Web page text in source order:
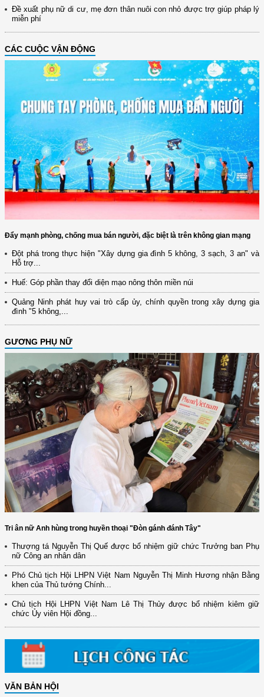
Đề xuất phụ nữ di cư, mẹ đơn thân nuôi con nhỏ được trợ giúp pháp lý
miễn phí
CÁC CUỘC VẬN ĐỘNG
Đẩy mạnh phòng, chống mua bán người, đặc biệt là trên không gian mạng
Đột phá trong thực hiện "Xây dựng gia đình 5 không, 3 sạch, 3 an" và
Hỗ trợ...
Huế: Góp phần thay đổi diện mạo nông thôn miền núi
Quảng Ninh phát huy vai trò cấp ủy, chính quyền trong xây dựng gia
đình "5 không,...
GƯƠNG PHỤ NỮ
Tri ân nữ Anh hùng trong huyền thoại "Đòn gánh đánh Tây"
Thượng tá Nguyễn Thị Quế được bổ nhiệm giữ chức Trưởng ban Phụ
nữ Công an nhân dân
Phó Chủ tịch Hội LHPN Việt Nam Nguyễn Thị Minh Hương nhận Bằng
khen của Thủ tướng Chính...
Chủ tịch Hội LHPN Việt Nam Lê Thị Thủy được bổ nhiệm kiêm giữ
chức Ủy viên Hội đồng...
VĂN BẢN HỘI
(12/TB-HĐKH) V/v đăng ký, đề xuất nhiệm vụ Khoa học, công nghệ và
đổi mới ...
(898/KH/ĐCT) Kế hoạch thực hiện Quyết định số 2415/QĐ-TTg ngày
31/10/2025 ...
(417/QĐ-BNNMT) Quyết định phê duyệt Chương trình mục tiêu quốc gia
xây dựng ...
(891/KH-ĐCT) Kế hoạch thực hiện Nghị quyết số 72-NQ/TW ngày
9/9/2025 của Bộ ...